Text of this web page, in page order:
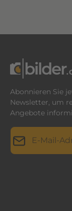
Abonnieren Sie
Newsletter, um
Angebote
E-Mail-Adresse*